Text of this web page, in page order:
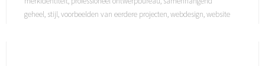
geheel, stijl,voorbeelden van eerdere projecten,webdesign,website